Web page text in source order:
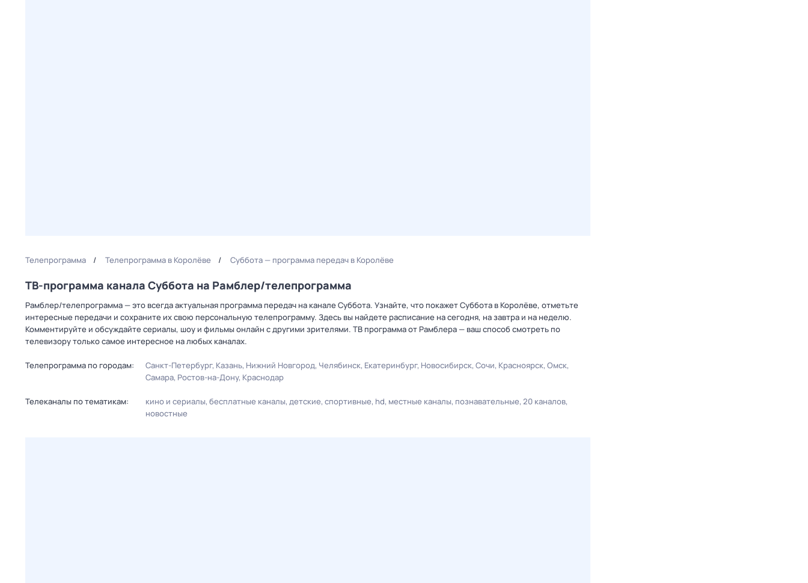
Телепрограмма Телепрограмма в Королёве Суббота — программа передач в Королёве
ТВ-программа канала Суббота на Рамблер/телепрограмма
Рамблер/телепрограмма — это всегда актуальная программа передач на канале Суббота. Узнайте, что покажет Суббота в Королёве, отметьте
интересные передачи и сохраните их свою персональную телепрограмму. Здесь вы найдете расписание на сегодня, на завтра и на неделю.
Комментируйте и обсуждайте сериалы, шоу и фильмы онлайн с другими зрителями. ТВ программа от Рамблера — ваш способ смотреть по
телевизору только самое интересное на любых каналах.
Телепрограмма по городам: Санкт-Петербург Казань Нижний Новгород Челябинск Екатеринбург Новосибирск Сочи Красноярск Омск
Самара Ростов-на-Дону Краснодар
Телеканалы по тематикам: кино и сериалы бесплатные каналы детские спортивные hd местные каналы познавательные 20 каналов
новостные